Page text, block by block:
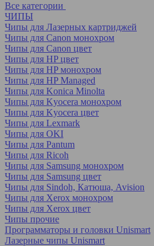
Все категории
ЧИПЫ
Чипы для Лазерных картриджей
Чипы для Canon монохром
Чипы для Canon цвет
Чипы для HP цвет
Чипы для HP монохром
Чипы для HP Managed
Чипы для Konica Minolta
Чипы для Kyocera монохром
Чипы для Kyocera цвет
Чипы для Lexmark
Чипы для OKI
Чипы для Pantum
Чипы для Ricoh
Чипы для Samsung монохром
Чипы для Samsung цвет
Чипы для Sindoh, Катюша, Avision
Чипы для Xerox монохром
Чипы для Xerox цвет
Чипы прочие
Программаторы и головки Unismart
Лазерные чипы Unismart